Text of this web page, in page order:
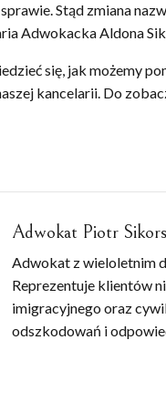
Stąd zmiana
Adwokacka Aldona
się, jak możemy
kancelarii. Do
Adwokat Piotr
Adwokat z wieloletnim
Reprezentuje klientów
imigracyjnego oraz
odszkodowań i